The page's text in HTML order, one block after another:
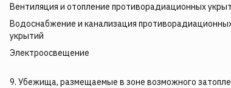
Вентиляция и отопление противорадиационных
Водоснабжение и канализация
укрытий
Электроосвещение
9. Убежища, размещаемые в зоне возможного